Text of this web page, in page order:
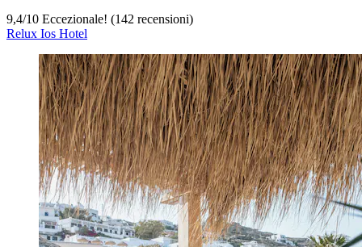
9,4/10 Eccezionale! (142 recensioni)
Relux Ios Hotel